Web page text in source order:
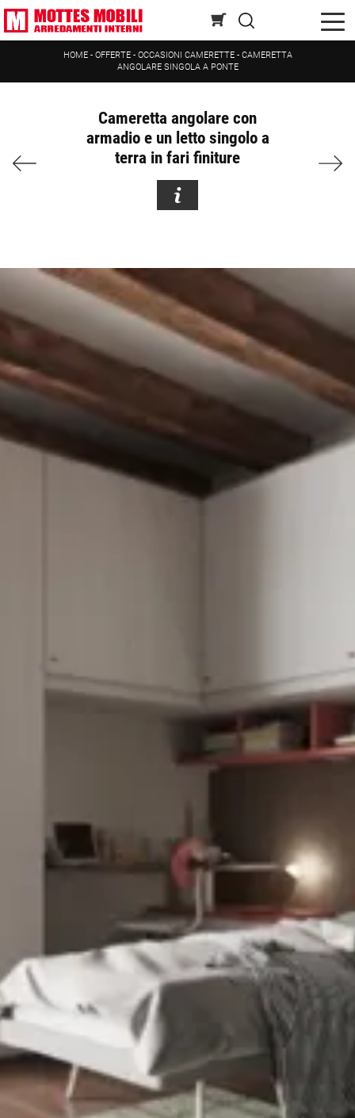
HOME- OFFERTE- OCCASIONI CAMERETTE - CAMERETTA
ANGOLARE SINGOLA A PONTE
Cameretta angolare con
armadio e un letto singolo a
terra in fari finiture